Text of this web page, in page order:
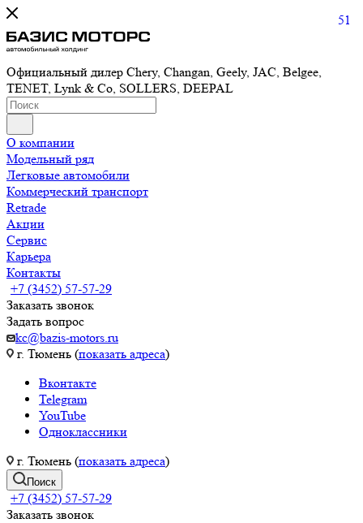
Официальный дилер Chery, Changan, Geely, JAC, Belgee,
TENET, Lynk & Co, SOLLERS, DEEPAL
О компании
Модельный ряд
Легковые автомобили
Коммерческий транспорт
Retrade
Акции
Сервис
Карьера
Контакты
+7 (3452) 57-57-29
Заказать звонок
Задать вопрос
kc@bazis-motors.ru
г. Тюмень (показать адреса)
Вконтакте
Telegram
YouTube
Одноклассники
г. Тюмень (показать адреса)
Поиск
+7 (3452) 57-57-29
Заказать звонок
51